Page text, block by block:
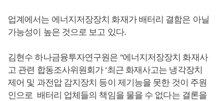
업계에서는 에너지저장장치 화재가 배터리 결함은 아닐
가능성이 높은 것으로 보고 있다.
김현수 하나금융투자연구원은 “에너지저장장치 화재사
고 관련 합동조사위원회가 ‘최근 화재사고는 냉각장치
제어 및 과전압 감지장치 등이 제기능을 못한 것이 주원
인으로 배터리 업체들의 책임을 물을 수 없다는 결론을